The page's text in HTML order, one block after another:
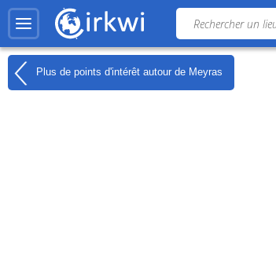
Plus de points d'intérêt autour de Meyras